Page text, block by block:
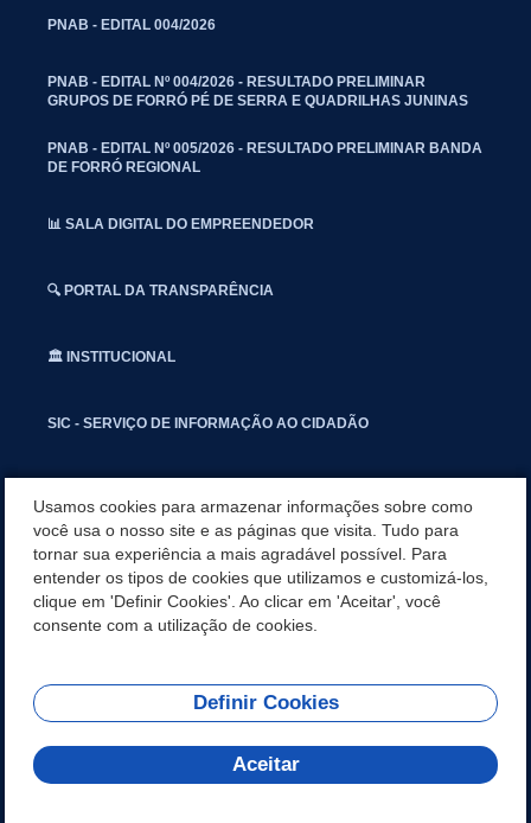
PNAB - EDITAL 004/2026
PNAB - EDITAL Nº 004/2026 - RESULTADO PRELIMINAR
GRUPOS DE FORRÓ PÉ DE SERRA E QUADRILHAS JUNINAS
PNAB - EDITAL Nº 005/2026 - RESULTADO PRELIMINAR BANDA
DE FORRÓ REGIONAL
📊 SALA DIGITAL DO EMPREENDEDOR
🔍 PORTAL DA TRANSPARÊNCIA
🏛️ INSTITUCIONAL
SIC - SERVIÇO DE INFORMAÇÃO AO CIDADÃO
INSTAGRAN
📱🩺 SAUDE CONECTADA
REDES SOCIAIS
Usamos cookies para armazenar informações sobre como
você usa o nosso site e as páginas que visita. Tudo para
tornar sua experiência a mais agradável possível. Para
entender os tipos de cookies que utilizamos e customizá-los,
clique em 'Definir Cookies'. Ao clicar em 'Aceitar', você
consente com a utilização de cookies.
Definir Cookies
Aceitar